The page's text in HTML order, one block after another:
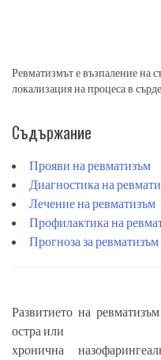
Ревматизмът е възпаление на
локализация на процеса в
Съдържание
Прояви на ревматизъм
Диагностика на
Лечение на ревматизъм
Профилактика на
Прогноза за ревматизъм
Развитието на
остра или
хронична